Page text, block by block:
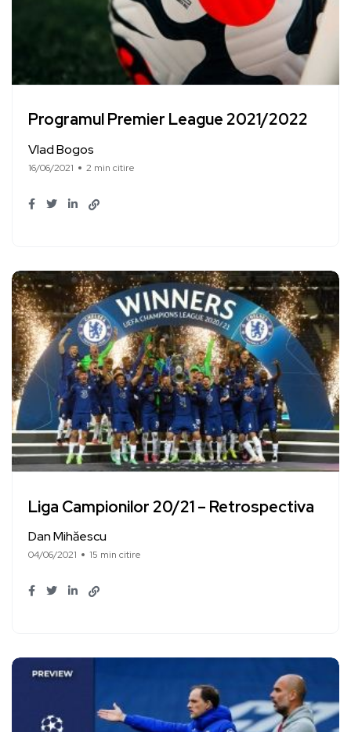
Programul Premier League 2021/2022
Vlad Bogos
16/06/2021 2 min citire
Liga Campionilor 20/21 – Retrospectiva
Dan Mihăescu
04/06/2021 15 min citire